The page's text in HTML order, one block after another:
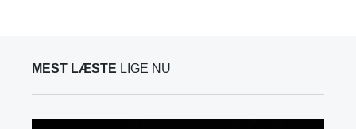
MEST LÆSTE LIGE NU